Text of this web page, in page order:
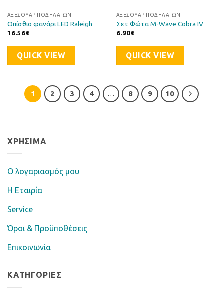
ΑΞΕΣΟΥΆΡ ΠΟΔΗΛΆΤΩΝ
Οπίσθιο φανάρι LED Raleigh
16.56€
QUICK VIEW
ΑΞΕΣΟΥΆΡ ΠΟΔΗΛΆΤΩΝ
Σετ Φώτα M-Wave Cobra IV
6.90€
QUICK VIEW
1 2 3 4 … 8 9 10
ΧΡΉΣΙΜΑ
Ο λογαριασμός μου
Η Eταιρία
Service
Όροι & Προϋποθέσεις
Επικοινωνία
ΚΑΤΗΓΟΡΊΕΣ